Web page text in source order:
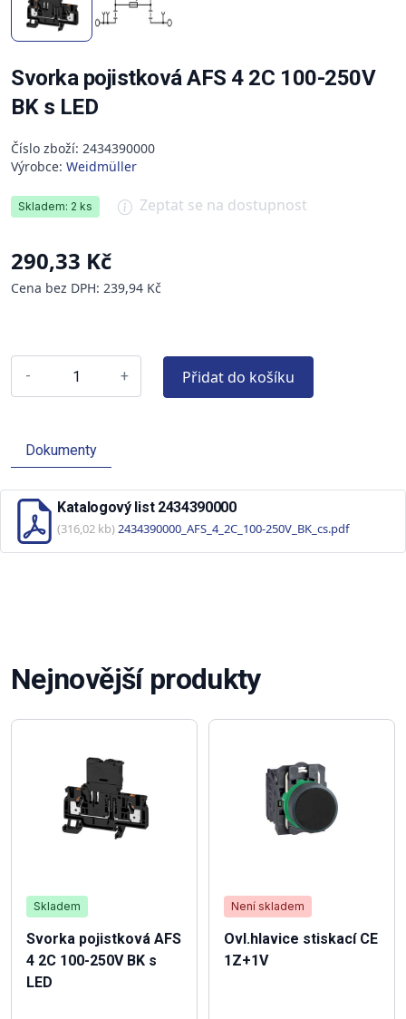
Svorka pojistková AFS 4 2C 100-250V
BK s LED
Číslo zboží: 2434390000
Výrobce: Weidmüller
Skladem: 2 ks Zeptat se na dostupnost
290,33 Kč
Cena bez DPH: 239,94 Kč
- + Přidat do košíku
Dokumenty
Katalogový list 2434390000
(316,02 kb)2434390000_AFS_4_2C_100-250V_BK_cs.pdf
Nejnovější produkty
Skladem
Svorka pojistková AFS
4 2C 100-250V BK s
LED
Není skladem
Ovl.hlavice stiskací CE
1Z+1V